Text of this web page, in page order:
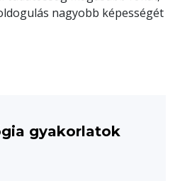
nagyobb képességét
gyakorlatok